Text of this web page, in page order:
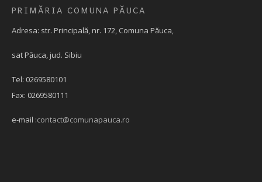
PRIMĂRIA COMUNA PĂUCA
Adresa: str. Principală, nr. 172, Comuna Păuca,
sat Păuca, jud. Sibiu
Tel: 0269580101
Fax: 0269580111
e-mail :contact@comunapauca.ro